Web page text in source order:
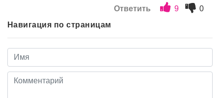
Ответить 9
0
Навигация по страницам